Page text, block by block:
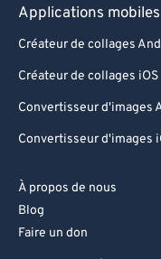
Applications mobiles
Créateur de collages
Créateur de collages iOS
Convertisseur d'images
Convertisseur d'images
À propos de nous
Blog
Faire un don